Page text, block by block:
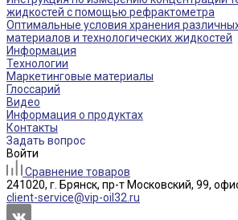
жидкостей с помощью рефрактометра
Оптимальные условия хранения
материалов и технологических жидкостей
Информация
Технологии
Маркетинговые материалы
Глоссарий
Видео
Информация о продуктах
Контакты
Задать вопрос
Войти
Сравнение товаров
241020, г. Брянск, пр-т Московский, 99,
client-service@vip-oil32.ru